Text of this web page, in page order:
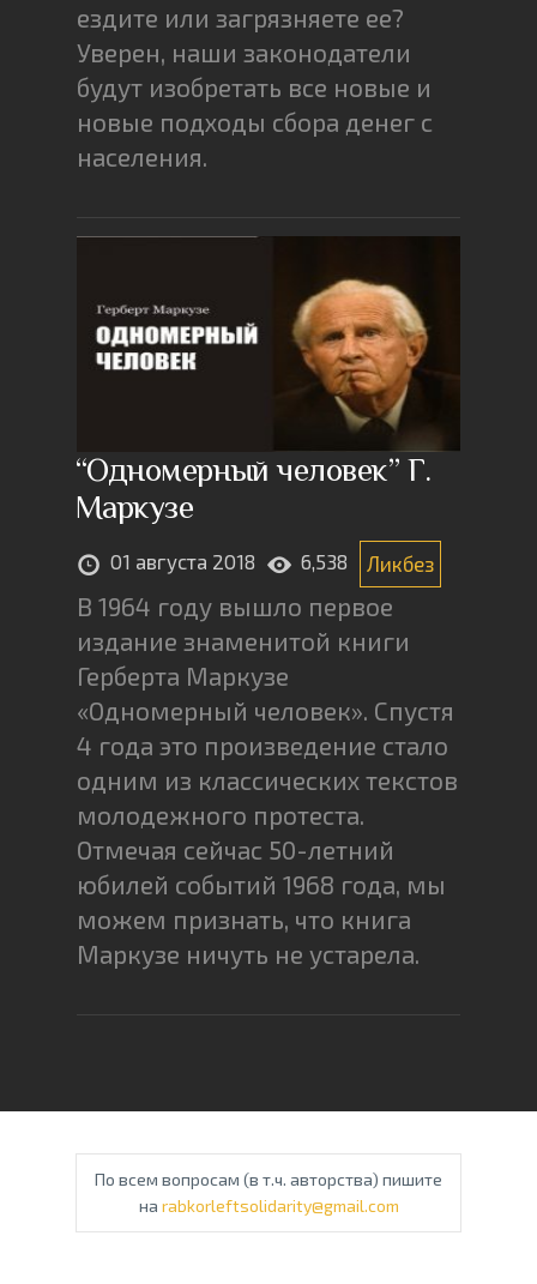
ездите или загрязняете ее?
Уверен, наши законодатели
будут изобретать все новые и
новые подходы сбора денег с
населения.
“Одномерный человек” Г.
Маркузе
01 августа 2018 6,538 Ликбез
В 1964 году вышло первое
издание знаменитой книги
Герберта Маркузе
«Одномерный человек». Спустя
4 года это произведение стало
одним из классических текстов
молодежного протеста.
Отмечая сейчас 50-летний
юбилей событий 1968 года, мы
можем признать, что книга
Маркузе ничуть не устарела.
По всем вопросам (в т.ч. авторства) пишите
на rabkorleftsolidarity@gmail.com